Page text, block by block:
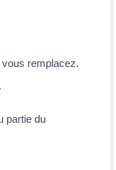
remplacez.
partie du